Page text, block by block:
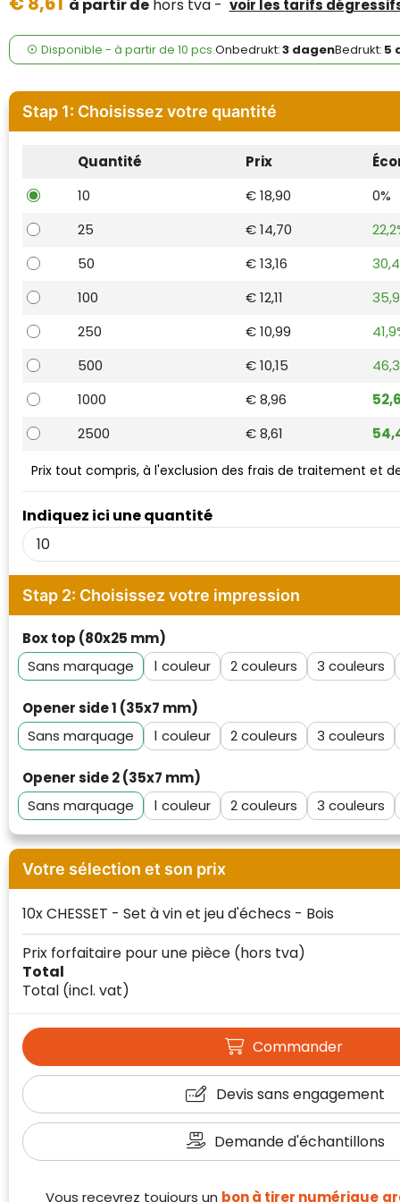
Fresh 'n Rebel
GolfOriginals
James Harvest
Kingcap
MyKit
Ocean Bottle
Parker
à partir dehors tva - voir les tarifs
Disponible - à partir de 10 pcs.Onbedrukt:3 dagenBedrukt: 5
Stap 1: Choisissez votre quantité
Quantité Prix
10
€ 18,90
0%
25
€ 14,70
50
€ 13,16
100
€ 12,11
250
€ 10,99
500
€ 10,15
1000
€ 8,96
2500
€ 8,61
Indiquez ici une quantité
Prix tout compris, à l'exclusion des frais de traitement et
Stap 2: Choisissez votre impression
Box top (80x25 mm)
Sans marquage
1 2 3
Opener side 1 (35x7 mm)
Sans marquage
1 2 3
Opener side 2 (35x7 mm)
Sans marquage
1 2 3
Votre sélection et son prix
10x CHESSET - Set à vin et jeu d'échecs - Bois
Total
Total (incl. vat)
Prix forfaitaire pour une pièce (hors tva)
Commander
Devis sans engagement
Demande d'échantillons
Vous recevrez toujours un bon à tirer numérique
website in het algemeen aan de behoeften
Trustindex werkt samen met 137
beoordelingsplatforms om
websitebezoekers toegang te geven tot
echte, geverifieerde beoordelingen op één
richtlijnen van Trustindex en waarvan
Trustindex meet voortdurend de
klanttevredenheid op basis van
beoordelingen. Minder dan 1% van de